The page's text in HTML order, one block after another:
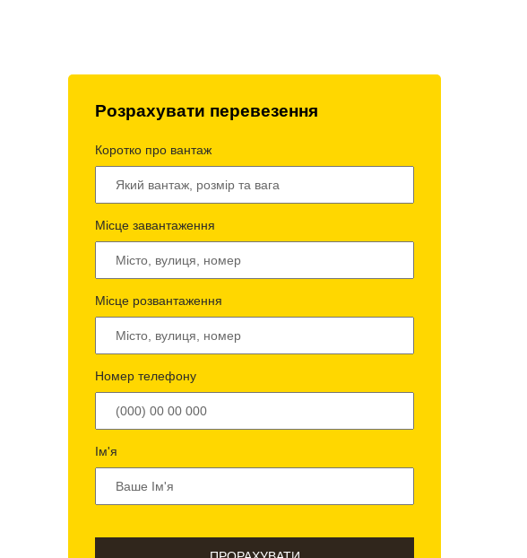
Розрахувати перевезення
Коротко про вантаж
Місце завантаження
Місце розвантаження
Номер телефону
Ім'я